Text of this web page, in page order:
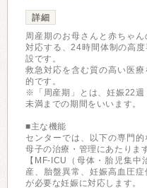
詳細
周産期のお母さんと赤ちゃ
対応する、24時間体制の高
設です。
救急対応を含む質の高い医
的です。
※「周産期」とは、妊娠22週
未満までの期間をいいます。
■主な機能
センターでは、以下の専門
母子の治療・管理にあたります
【MF-ICU（母体・胎児集
産、胎盤異常、妊娠高血圧
が必要な妊娠に対応します。